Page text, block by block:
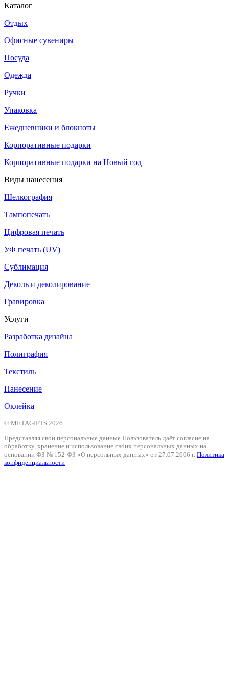
Каталог
Отдых
Офисные сувениры
Посуда
Одежда
Ручки
Упаковка
Ежедневники и блокноты
Корпоративные подарки
Корпоративные подарки на Новый год
Виды нанесения
Шелкография
Тампопечать
Цифровая печать
УФ печать (UV)
Сублимация
Деколь и деколирование
Гравировка
Услуги
Разработка дизайна
Полиграфия
Текстиль
Нанесение
Оклейка
© METAGIFTS 2026
Представляя свои персональные данные Пользователь даёт согласие на
обработку, хранение и использование своих персональных данных на
основании ФЗ № 152-ФЗ «О персольных данных» от 27.07.2006 г. Политика
конфиденциальности